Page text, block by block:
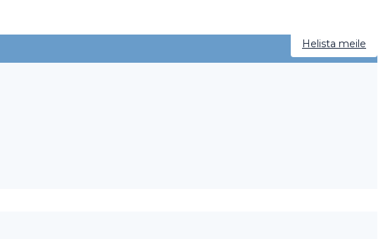
Helista meile